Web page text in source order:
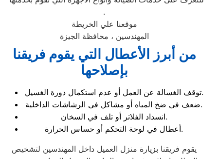
.
موقعنا علي الخريطة
المهندسين ، محافظة الجيزة
من أبرز الأعطال التي يقوم فريقنا
بإصلاحها
توقف الغسالة عن العمل أو عدم استكمال دورة الغسيل.
ضعف في ضخ المياه أو مشاكل في الرشاشات الداخلية.
انسداد الفلاتر أو تلف في السخان.
أعطال في لوحة التحكم أو حساس الحرارة.
يقوم فريقنا بزيارة منزل العميل داخل المهندسين لتشخيص